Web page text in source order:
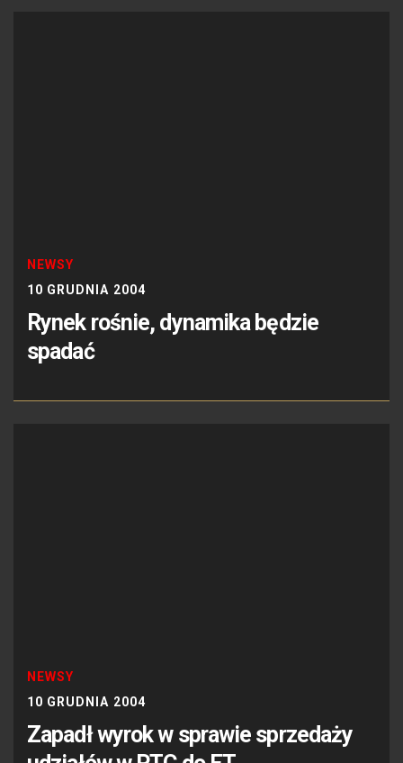
NEWSY
10 GRUDNIA 2004
Rynek rośnie, dynamika będzie
spadać
NEWSY
10 GRUDNIA 2004
Zapadł wyrok w sprawie sprzedaży